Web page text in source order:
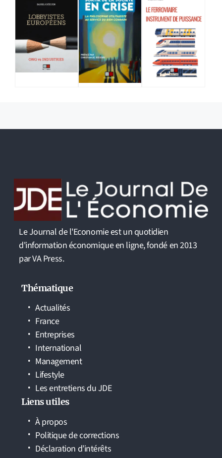
Le Journal de l'Economie est un quotidien
d'information économique en ligne, fondé en 2013
par VA Press.
Thématique
Actualités
France
Entreprises
International
Management
Lifestyle
Les entretiens du JDE
Liens utiles
À propos
Politique de corrections
Déclaration d’intérêts